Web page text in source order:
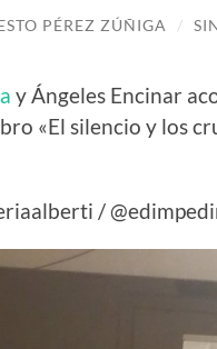
PÉREZ ZÚÑIGA /
y Ángeles Encinar
«El silencio y los
/